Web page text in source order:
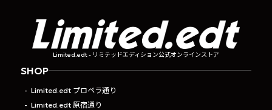
Limited.edt - リミテッドエディション公式オンラインストア
SHOP
Limited.edt プロペラ通り
Limited.edt 原宿通り